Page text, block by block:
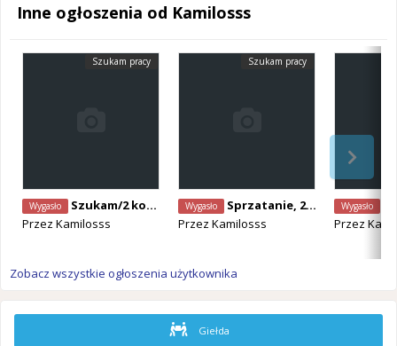
Inne ogłoszenia od Kamilosss
Szukam pracy
Wygasło
Szukam/2 kobiety/A1/kortrijk
Przez Kamilosss
Szukam pracy
Wygasło
Sprzatanie, 2 kobiety z dobrym doświadczeniem
Przez Kamilosss
Wygasło
Przez
Zobacz wszystkie ogłoszenia użytkownika
Giełda